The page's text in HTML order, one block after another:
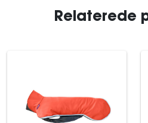
Relaterede